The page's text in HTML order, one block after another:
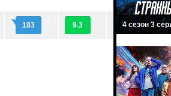
183 9.3 4 сезон 3